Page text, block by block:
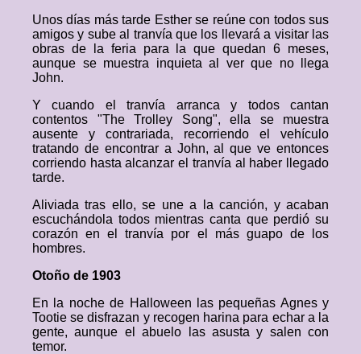
Unos días más tarde Esther se reúne con todos sus
amigos y sube al tranvía que los llevará a visitar las
obras de la feria para la que quedan 6 meses,
aunque se muestra inquieta al ver que no llega
John.
Y cuando el tranvía arranca y todos cantan
contentos "The Trolley Song", ella se muestra
ausente y contrariada, recorriendo el vehículo
tratando de encontrar a John, al que ve entonces
corriendo hasta alcanzar el tranvía al haber llegado
tarde.
Aliviada tras ello, se une a la canción, y acaban
escuchándola todos mientras canta que perdió su
corazón en el tranvía por el más guapo de los
hombres.
Otoño de 1903
En la noche de Halloween las pequeñas Agnes y
Tootie se disfrazan y recogen harina para echar a la
gente, aunque el abuelo las asusta y salen con
temor.